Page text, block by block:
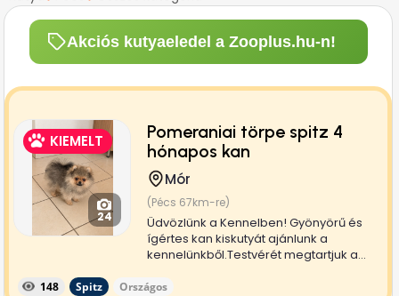
Akciós kutyaeledel a Zooplus.hu-n!
KIEMELT
24
Pomeraniai törpe spitz 4
hónapos kan
Mór
(Pécs 67km-re)
Üdvözlünk a Kennelben! Gyönyörű és
ígértes kan kiskutyát ajánlunk a
kennelünkből.Testvérét megtartjuk a...
148 Spitz Országos